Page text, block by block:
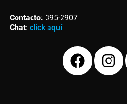
Contacto: 395-2907
Chat: click aquí
F
a
I
n